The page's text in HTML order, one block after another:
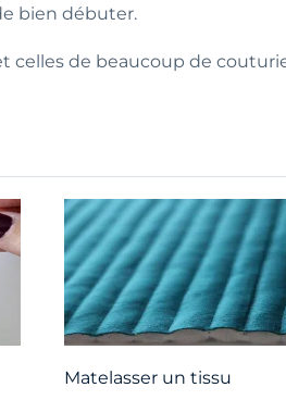
bien débuter.
celles de beaucoup de
Matelasser un tissu